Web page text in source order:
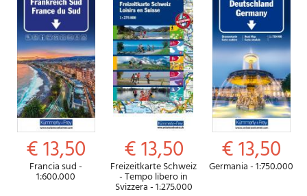
€ 13,50
Francia sud -
1:600.000
€ 13,50
Freizeitkarte Schweiz
- Tempo libero in
Svizzera - 1:275.000
€ 13,50
Germania - 1:750.000